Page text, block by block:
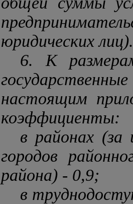
юридических лиц).
6. К
настоящим
коэффициенты:
в районах (за
городов
района) - 0,9;
в